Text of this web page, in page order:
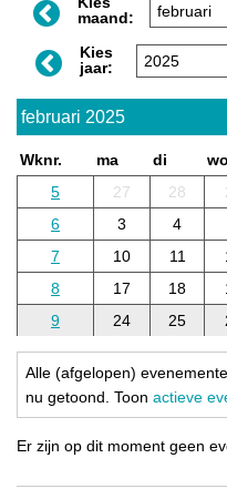
maand:
Kies
jaar:
februari 2025
Wknr. ma di wo
5
27 28
6
3 4
7
10 11
8
17 18
9
24 25
Alle (afgelopen)
nu getoond. Toon actieve
Er zijn op dit moment geen